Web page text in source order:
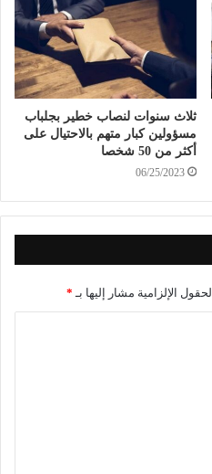
ثلاث سنوات لنصاب خطير بجلباب
مسؤولين كبار متهم بالاحتيال على
أكثر من 50 شخصا
06/25/2023
الحقول الإلزامية مشار إليها بـ *